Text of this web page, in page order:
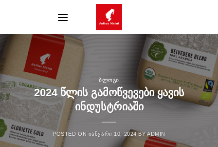
ᲑᲚᲝᲒᲘ
2024 ᲬᲚᲘᲡ ᲒᲐᲛᲝᲬᲕᲔᲕᲔᲑᲘ ᲧᲐᲕᲘᲡ
ᲘᲜᲓᲣᲡᲢᲠᲘᲐᲨᲘ
POSTED ON ᲘᲐᲜᲕᲐᲠᲘ 10, 2024 BYADMIN